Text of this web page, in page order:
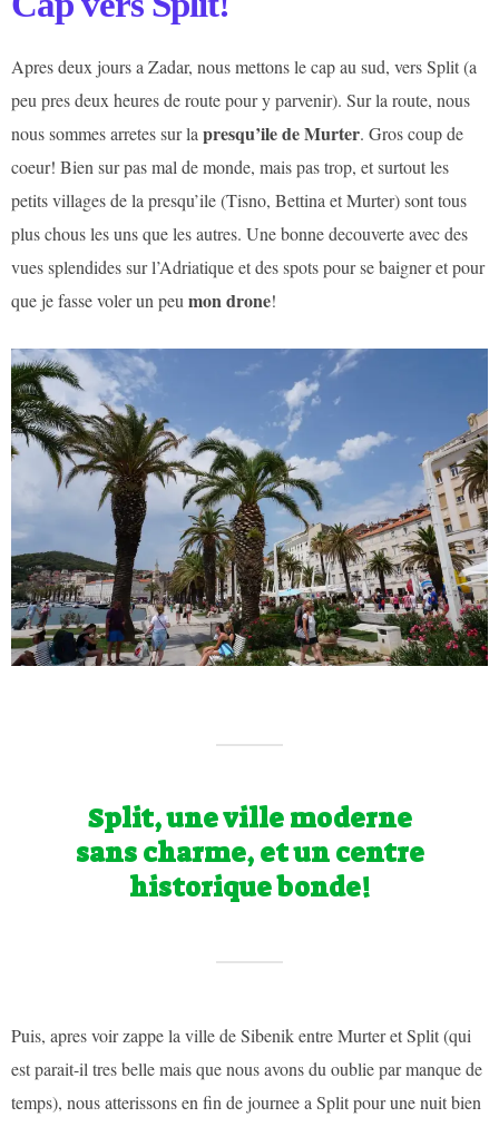
Apres deux jours a Zadar, nous mettons le cap au sud, vers Split (a
peu pres deux heures de route pour y parvenir). Sur la route, nous
nous sommes arretes sur la presqu’ile de Murter. Gros coup de
coeur! Bien sur pas mal de monde, mais pas trop, et surtout les
petits villages de la presqu’ile (Tisno, Bettina et Murter) sont tous
plus chous les uns que les autres. Une bonne decouverte avec des
vues splendides sur l’Adriatique et des spots pour se baigner et pour
que je fasse voler un peu mon drone!
Split, une ville moderne
sans charme, et un centre
historique bonde!
Puis, apres voir zappe la ville de Sibenik entre Murter et Split (qui
est parait-il tres belle mais que nous avons du oublie par manque de
temps), nous atterissons en fin de journee a Split pour une nuit bien